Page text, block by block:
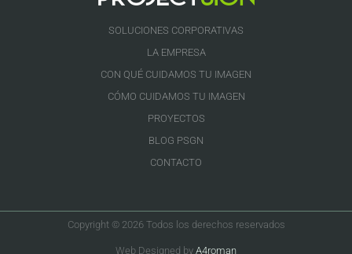
SOLUCIONES CORPORATIVAS
LA EMPRESA
CON QUÉ CUIDAMOS TU IMAGEN
CÓMO CUIDAMOS TU IMAGEN
PROYECTOS
BLOG PSGN
CONTACTO
Copyright © 2026 Todos los derechos reservados
Web Designed by A4roman